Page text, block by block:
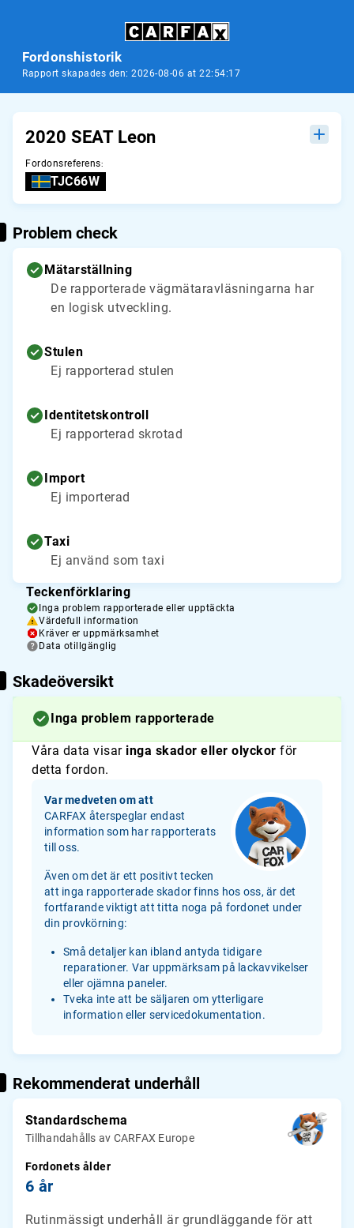
Fordonshistorik
Rapport skapades den: 2026-08-06 at 22:54:17
2020 SEAT Leon
Fordonsreferens:
TJC66W
Problem check
Mätarställning
De rapporterade vägmätaravläsningarna har
en logisk utveckling.
Stulen
Ej rapporterad stulen
Identitetskontroll
Ej rapporterad skrotad
Import
Ej importerad
Taxi
Ej använd som taxi
Teckenförklaring
Inga problem rapporterade eller upptäckta
Värdefull information
Kräver er uppmärksamhet
Data otillgänglig
Skadeöversikt
Inga problem rapporterade
Våra data visar inga skador eller olyckor för
detta fordon.
Var medveten om att
CARFAX återspeglar endast
information som har rapporterats
till oss.
Även om det är ett positivt tecken
att inga rapporterade skador finns hos oss, är det
fortfarande viktigt att titta noga på fordonet under
din provkörning:
Små detaljer kan ibland antyda tidigare
reparationer. Var uppmärksam på lackavvikelser
eller ojämna paneler.
Tveka inte att be säljaren om ytterligare
information eller servicedokumentation.
Rekommenderat underhåll
Standardschema
Tillhandahålls av CARFAX Europe
Fordonets ålder
6 år
Rutinmässigt underhåll är grundläggande för att